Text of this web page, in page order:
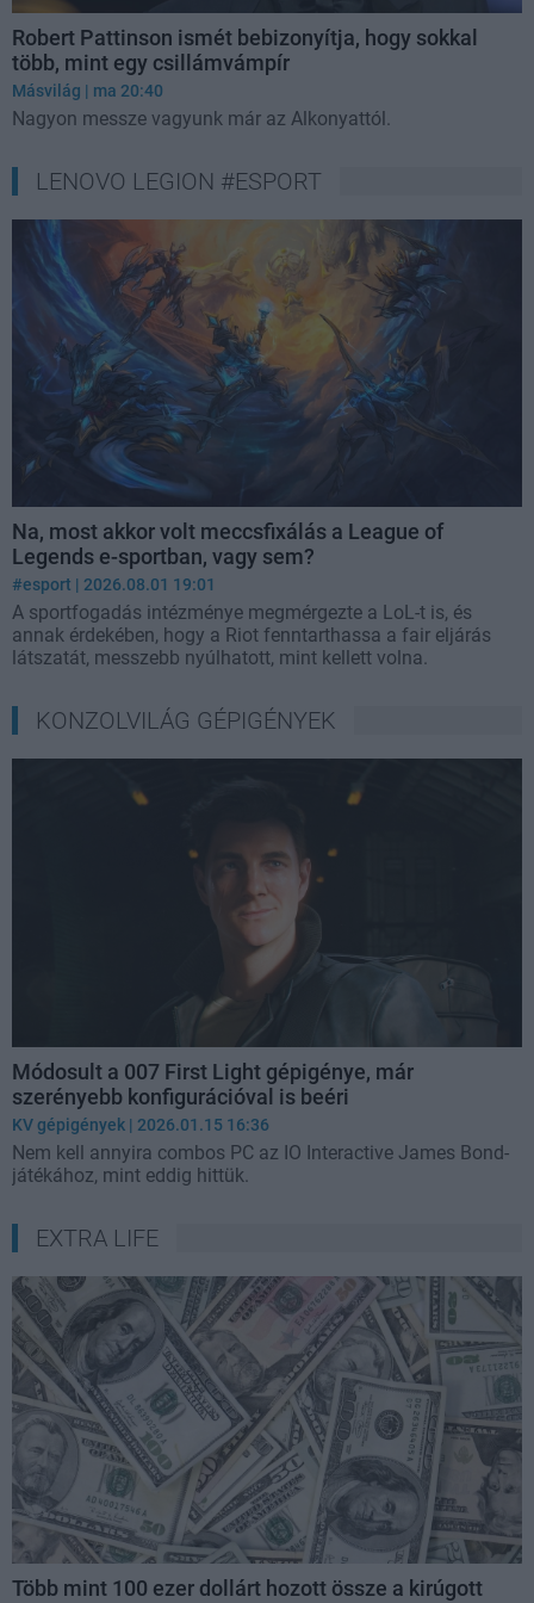
Robert Pattinson ismét bebizonyítja, hogy sokkal
több, mint egy csillámvámpír
Másvilág | ma 20:40
Nagyon messze vagyunk már az Alkonyattól.
LENOVO LEGION #ESPORT
Na, most akkor volt meccsfixálás a League of
Legends e-sportban, vagy sem?
#esport | 2026.08.01 19:01
A sportfogadás intézménye megmérgezte a LoL-t is, és
annak érdekében, hogy a Riot fenntarthassa a fair eljárás
látszatát, messzebb nyúlhatott, mint kellett volna.
KONZOLVILÁG GÉPIGÉNYEK
Módosult a 007 First Light gépigénye, már
szerényebb konfigurációval is beéri
KV gépigények | 2026.01.15 16:36
Nem kell annyira combos PC az IO Interactive James Bond-
játékához, mint eddig hittük.
EXTRA LIFE
Több mint 100 ezer dollárt hozott össze a kirúgott